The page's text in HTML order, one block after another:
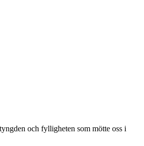
och fylligheten som mötte oss i